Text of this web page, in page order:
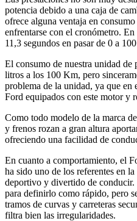
potencia debido a una caja de
ofrece alguna ventaja en
enfrentarse con el cronómetro.
11,3 segundos en pasar de 0 a
El consumo de nuestra unidad de
litros a los 100 Km, pero
problema de la unidad, ya que en
Ford equipados con este motor y
Como todo modelo de la marca
y frenos rozan a gran altura
ofreciendo una facilidad de
En cuanto a comportamiento, el
ha sido uno de los referentes en
deportivo y divertido de conducir.
para definirlo como rápido, pero
tramos de curvas y carreteras
filtra bien las irregularidades.